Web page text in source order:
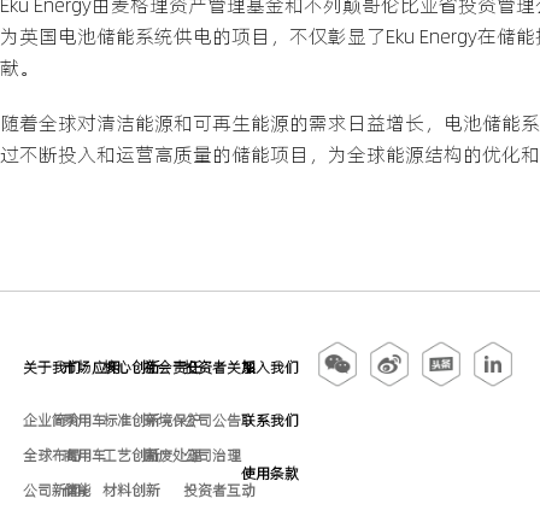
为英国电池储能系统供电的项目，不仅彰显了Eku Energy在储
献。
随着全球对清洁能源和可再生能源的需求日益增长，电池储能
过不断投入和运营高质量的储能项目，为全球能源结构的优化
关于我们
企业简介
全球布局
公司新闻
市场应用
乘用车
商用车
储能
核心创新
标准创新
工艺创新
材料创新
社会责任
环境保护
固废处理
投资者关系
公司公告
公司治理
投资者互动
加入我们
联系我们
使用条款